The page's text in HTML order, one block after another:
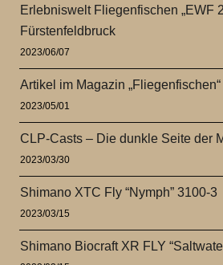
Erlebniswelt Fliegenfischen „EWF
Fürstenfeldbruck
2023/06/07
Artikel im Magazin „Fliegenfischen“
2023/05/01
CLP-Casts – Die dunkle Seite der
2023/03/30
Shimano XTC Fly “Nymph” 3100-3
2023/03/15
Shimano Biocraft XR FLY